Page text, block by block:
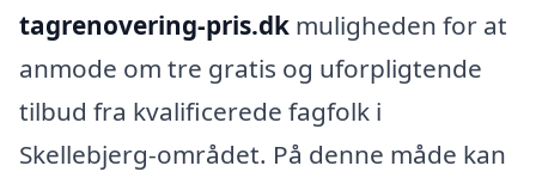
tagrenovering-pris.dk muligheden for at
anmode om tre gratis og uforpligtende
tilbud fra kvalificerede fagfolk i
Skellebjerg-området. På denne måde kan